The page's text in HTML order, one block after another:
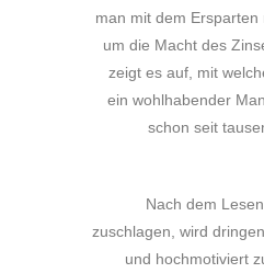
man mit dem Ersparten
um die Macht des
zeigt es auf, mit
ein wohlhabender
schon seit
Nach dem
zuschlagen, wird
und hochmotiviert